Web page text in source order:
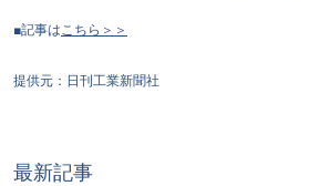
■記事はこちら＞＞
提供元：日刊工業新聞社
最新記事